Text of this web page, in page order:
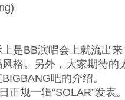
是BB演唱会上就流出
格。另外，大家期待的
吧的介绍。
正规一辑“SOLAR”发表